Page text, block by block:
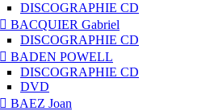
DISCOGRAPHIE CD
 BACQUIER Gabriel
DISCOGRAPHIE CD
 BADEN POWELL
DISCOGRAPHIE CD
DVD
 BAEZ Joan